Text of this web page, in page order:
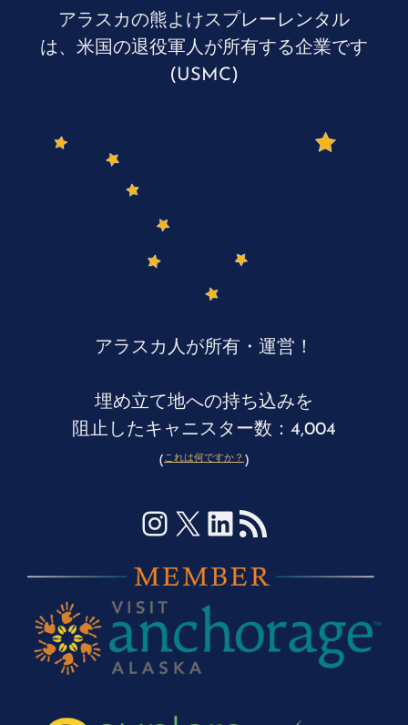
アラスカの熊よけスプレーレンタル
は、米国の退役軍人が所有する企業です
(USMC)
アラスカ人が所有・運営！
埋め立て地への持ち込みを
阻止したキャニスター数：4,004
( これは何ですか？ )
Instagram
X LinkedIn
RSS フィード